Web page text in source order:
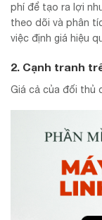
phí để tạo ra lợi
theo dõi và phân
việc định giá hiệu
2. Cạnh tranh
Giá cả của đối thủ